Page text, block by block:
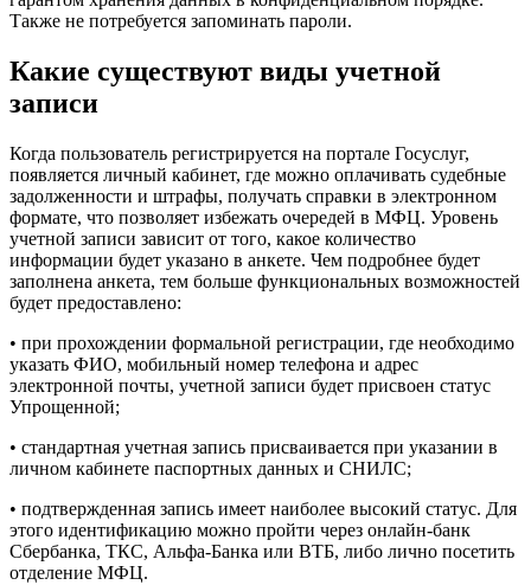
Также не потребуется запоминать пароли.
Какие существуют виды учетной
записи
Когда пользователь регистрируется на портале Госуслуг,
появляется личный кабинет, где можно оплачивать судебные
задолженности и штрафы, получать справки в электронном
формате, что позволяет избежать очередей в МФЦ. Уровень
учетной записи зависит от того, какое количество
информации будет указано в анкете. Чем подробнее будет
заполнена анкета, тем больше функциональных возможностей
будет предоставлено:
• при прохождении формальной регистрации, где необходимо
указать ФИО, мобильный номер телефона и адрес
электронной почты, учетной записи будет присвоен статус
Упрощенной;
• стандартная учетная запись присваивается при указании в
личном кабинете паспортных данных и СНИЛС;
• подтвержденная запись имеет наиболее высокий статус. Для
этого идентификацию можно пройти через онлайн-банк
Сбербанка, ТКС, Альфа-Банка или ВТБ, либо лично посетить
отделение МФЦ.